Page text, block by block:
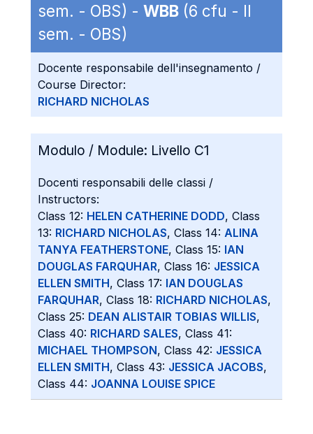
sem. - OBS) - WBB (6 cfu - II
sem. - OBS)
Docente responsabile dell'insegnamento /
Course Director:
RICHARD NICHOLAS
Modulo / Module: Livello C1
Docenti responsabili delle classi /
Instructors:
Class 12: HELEN CATHERINE DODD, Class
13: RICHARD NICHOLAS, Class 14: ALINA
TANYA FEATHERSTONE, Class 15: IAN
DOUGLAS FARQUHAR, Class 16: JESSICA
ELLEN SMITH, Class 17: IAN DOUGLAS
FARQUHAR, Class 18: RICHARD NICHOLAS,
Class 25: DEAN ALISTAIR TOBIAS WILLIS,
Class 40: RICHARD SALES, Class 41:
MICHAEL THOMPSON, Class 42: JESSICA
ELLEN SMITH, Class 43: JESSICA JACOBS,
Class 44: JOANNA LOUISE SPICE